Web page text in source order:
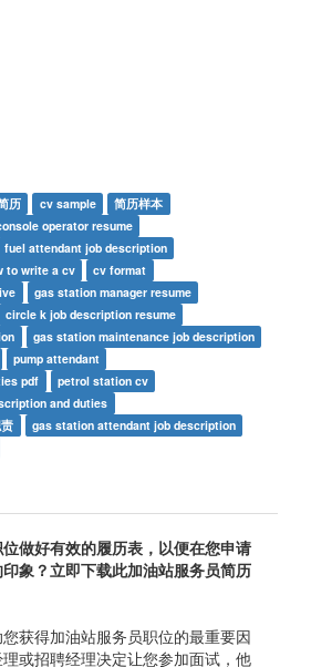
历 cv sample
简历样本
operator resume
fuel attendant job description
to write a cv
cv format
gas station manager resume
circle k job description resume
gas station maintenance job description
pump attendant
pdf
petrol station cv
and duties
gas station attendant job description
做好有效的履历表，以便在您申请
象？立即下载此加油站服务员简历
获得加油站服务员职位的最重要因
或招聘经理决定让您参加面试，他